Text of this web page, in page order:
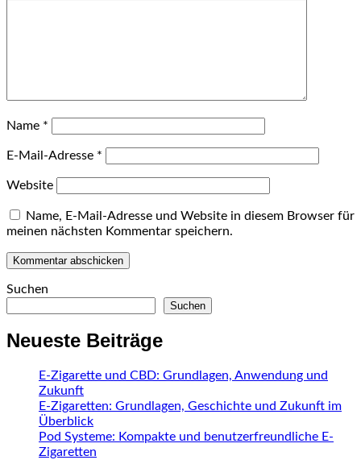
Name *
E-Mail-Adresse *
Website
Name, E-Mail-Adresse und Website in diesem Browser für
meinen nächsten Kommentar speichern.
Suchen
Suchen
Neueste Beiträge
E-Zigarette und CBD: Grundlagen, Anwendung und
Zukunft
E-Zigaretten: Grundlagen, Geschichte und Zukunft im
Überblick
Pod Systeme: Kompakte und benutzerfreundliche E-
Zigaretten